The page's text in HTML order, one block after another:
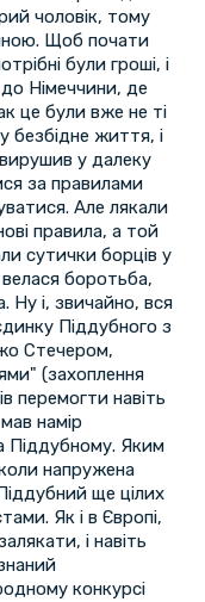
чоловік, тому
Щоб почати
були гроші, і
Німеччини, де
це були вже не ті
безбідне життя, і
у далеку
за правилами
Але лякали
правила, а той
сутички борців у
велася боротьба,
Ну і, звичайно, вся
Піддубного з
Стечером,
(захоплення
перемогти навіть
намір
Піддубному. Яким
напружена
ще цілих
Як і в Європі,
і навіть
конкурсі